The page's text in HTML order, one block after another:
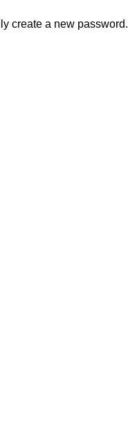
create a new password.